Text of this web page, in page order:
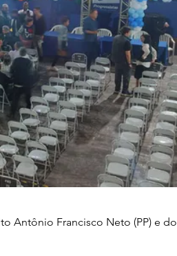
Antônio Francisco Neto (PP) e do